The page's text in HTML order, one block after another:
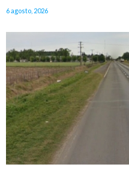
6 agosto, 2026